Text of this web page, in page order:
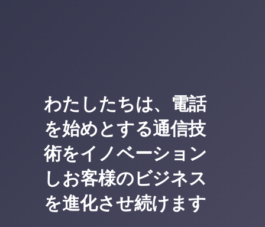
わたしたちは、電話
を始めとする通信技
術をイノベーション
しお客様のビジネス
を進化させ続けます